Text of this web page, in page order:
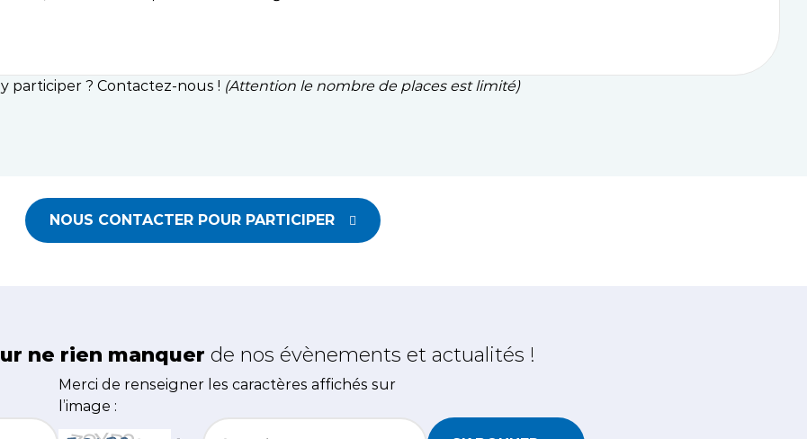
participer ? Contactez-nous ! (Attention le nombre de places est limité)
NOUS CONTACTER POUR PARTICIPER
ne rien manquer de nos évènements et actualités !
Merci de renseigner les caractères affichés sur
l’image :